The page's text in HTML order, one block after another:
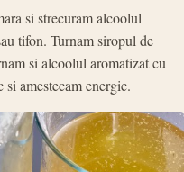
si strecuram alcoolul
tifon. Turnam siropul de
si alcoolul aromatizat cu
amestecam energic.